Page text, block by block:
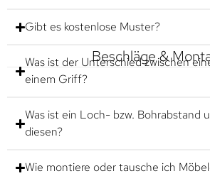
Gibt es kostenlose Muster?
Beschläge &
Was ist der Unterschied zwischen
einem Griff?
Was ist ein Loch- bzw. Bohrabstand
diesen?
Wie montiere oder tausche ich